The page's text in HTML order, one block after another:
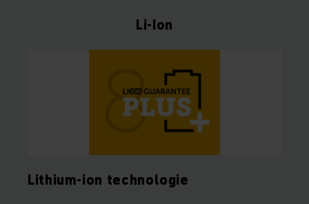
Li-Ion
Lithium-ion technologie